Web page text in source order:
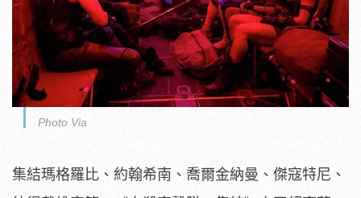
Photo Via
集結瑪格羅比、約翰希南、喬爾金納曼、傑寇特尼、